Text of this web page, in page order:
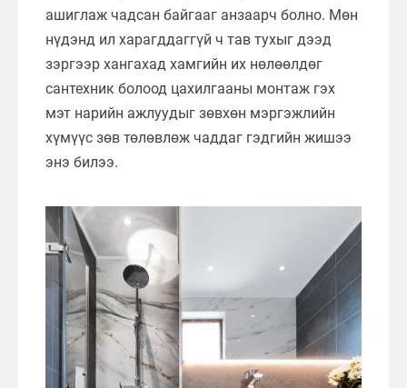
ашиглаж чадсан байгааг анзаарч болно. Мөн
нүдэнд ил харагддаггүй ч тав тухыг дээд
зэргээр хангахад хамгийн их нөлөөлдөг
сантехник болоод цахилгааны монтаж гэх
мэт нарийн ажлуудыг зөвхөн мэргэжлийн
хүмүүс зөв төлөвлөж чаддаг гэдгийн жишээ
энэ билээ.